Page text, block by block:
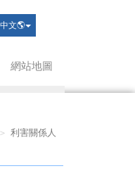
網站地圖
文🌎
利害關係人